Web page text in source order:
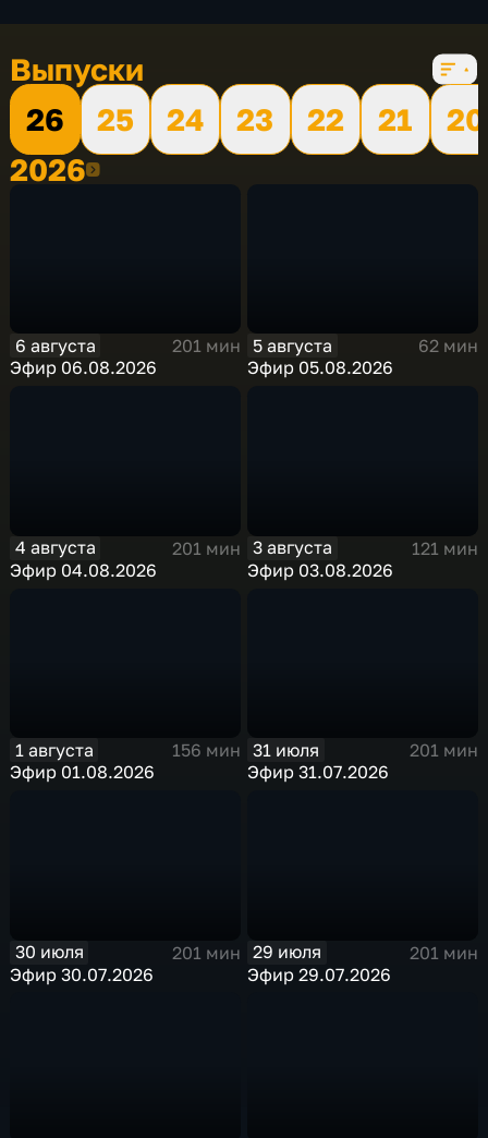
Выпуски
26
25 24 23 22 21
20
20262026
6 августа
201 мин
Эфир 06.08.2026
5 августа
62 мин
Эфир 05.08.2026
4 августа
201 мин
Эфир 04.08.2026
3 августа
121 мин
Эфир 03.08.2026
1 августа
156 мин
Эфир 01.08.2026
31 июля
201 мин
Эфир 31.07.2026
30 июля
201 мин
Эфир 30.07.2026
29 июля
201 мин
Эфир 29.07.2026